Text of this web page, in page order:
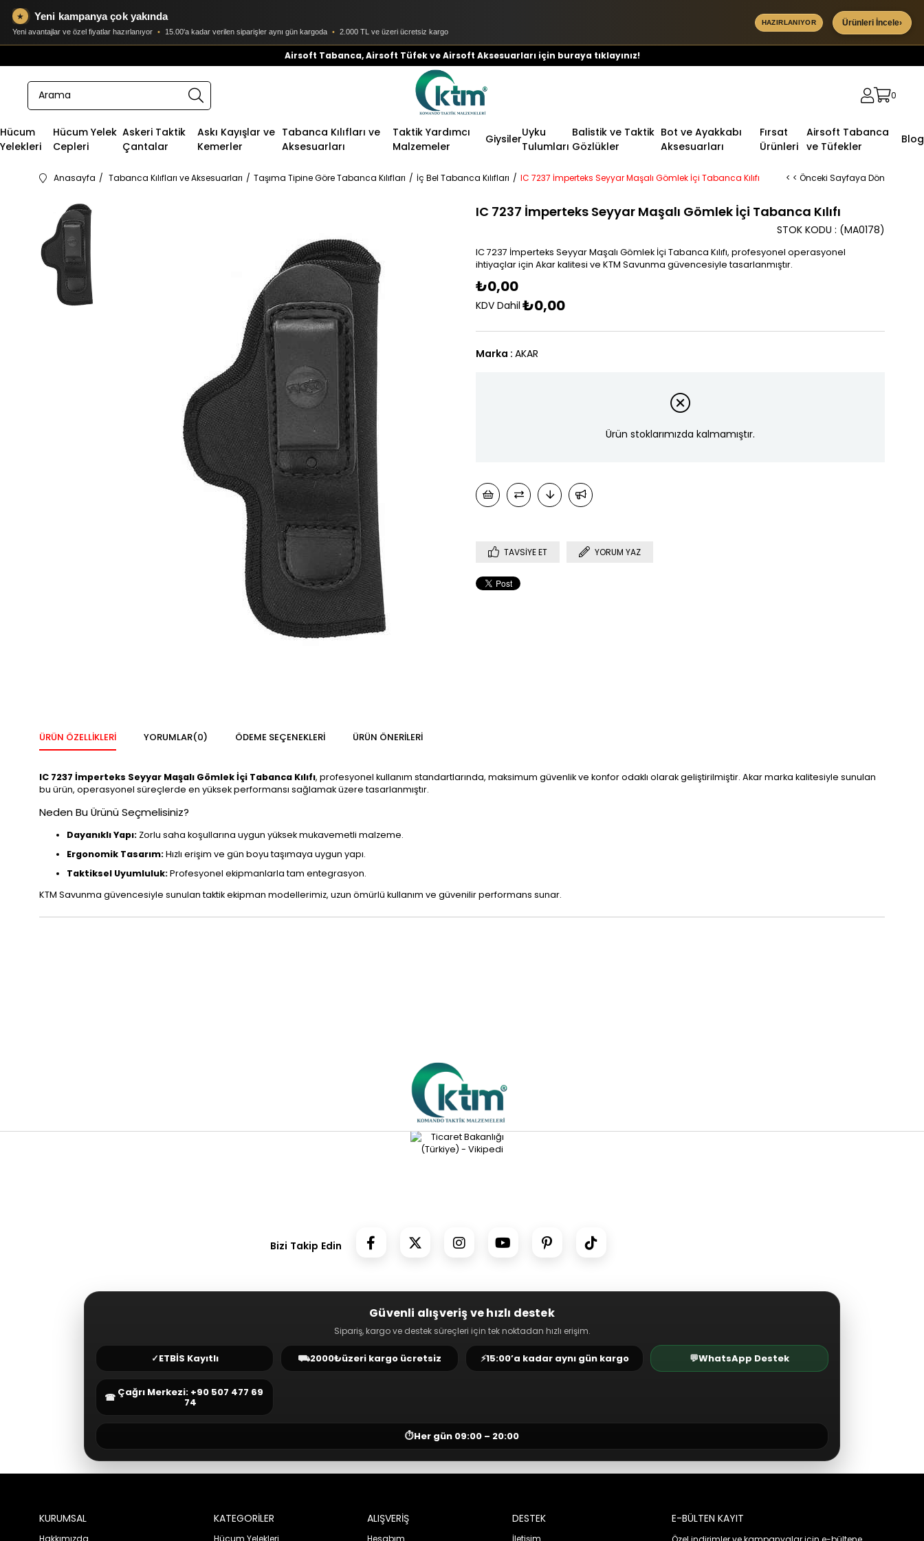
★ Yeni kampanya çok yakında
Yeni avantajlar ve özel fiyatlar hazırlanıyor • 15.00'a kadar verilen siparişler aynı gün kargoda • 2.000 TL ve üzeri ücretsiz kargo
HAZIRLANIYOR Ürünleri İncele›
Airsoft Tabanca, Airsoft Tüfek ve Airsoft Aksesuarları için buraya tıklayınız!
0
Hücum
Yelekleri
Hücum Yelek
Cepleri
Askeri Taktik
Çantalar
Askı Kayışlar ve
Kemerler
Tabanca Kılıfları ve
Aksesuarları
Taktik Yardımcı
Malzemeler
Giysiler
Uyku
Tulumları
Balistik ve Taktik
Gözlükler
Bot ve Ayakkabı
Aksesuarları
Fırsat
Ürünleri
Airsoft Tabanca
ve Tüfekler
Blog
Anasayfa Tabanca Kılıfları ve Aksesuarları Taşıma Tipine Göre Tabanca Kılıfları İç Bel Tabanca Kılıfları IC 7237 İmperteks Seyyar Maşalı Gömlek İçi Tabanca Kılıfı < < Önceki Sayfaya Dön
IC 7237 İmperteks Seyyar Maşalı Gömlek İçi Tabanca Kılıfı
(MA0178)
STOK KODU
IC 7237 İmperteks Seyyar Maşalı Gömlek İçi Tabanca Kılıfı, profesyonel operasyonel
ihtiyaçlar için Akar kalitesi ve KTM Savunma güvencesiyle tasarlanmıştır.
₺0,00
KDV Dahil ₺0,00
Marka : AKAR
Ürün stoklarımızda kalmamıştır.
TAVSIYE ET YORUM YAZ
ÜRÜN ÖZELLIKLERI YORUMLAR(0) ÖDEME SEÇENEKLERI ÜRÜN ÖNERILERI
IC 7237 İmperteks Seyyar Maşalı Gömlek İçi Tabanca Kılıfı, profesyonel kullanım standartlarında, maksimum güvenlik ve konfor odaklı olarak geliştirilmiştir. Akar marka kalitesiyle sunulan
bu ürün, operasyonel süreçlerde en yüksek performansı sağlamak üzere tasarlanmıştır.
Neden Bu Ürünü Seçmelisiniz?
Dayanıklı Yapı: Zorlu saha koşullarına uygun yüksek mukavemetli malzeme.
Ergonomik Tasarım:Hızlı erişim ve gün boyu taşımaya uygun yapı.
Taktiksel Uyumluluk:Profesyonel ekipmanlarla tam entegrasyon.
KTM Savunma güvencesiyle sunulan taktik ekipman modellerimiz, uzun ömürlü kullanım ve güvenilir performans sunar.
Bizi Takip Edin
Güvenli alışveriş ve hızlı destek
Sipariş, kargo ve destek süreçleri için tek noktadan hızlı erişim.
✓ETBİS Kayıtlı ⛟2000₺üzeri kargo ücretsiz ⚡15:00’a kadar aynı gün kargo 💬WhatsApp Destek
☎ Çağrı Merkezi: +90 507 477 69
74
⏱Her gün 09:00 – 20:00
KURUMSAL KATEGORİLER ALIŞVERİŞ DESTEK E-BÜLTEN KAYIT